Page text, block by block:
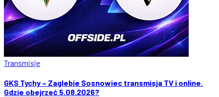
Transmisje
GKS Tychy – Zaglebie Sosnowiec transmisja TV i online.
Gdzie obejrzeć 5.08.2026?